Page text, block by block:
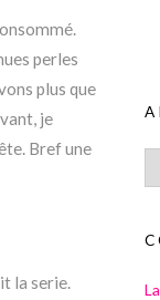
perles
plus que
je
Bref une
la serie.